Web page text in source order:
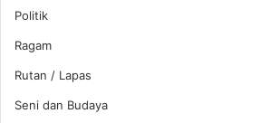
Politik
Ragam
Rutan / Lapas
Seni dan Budaya